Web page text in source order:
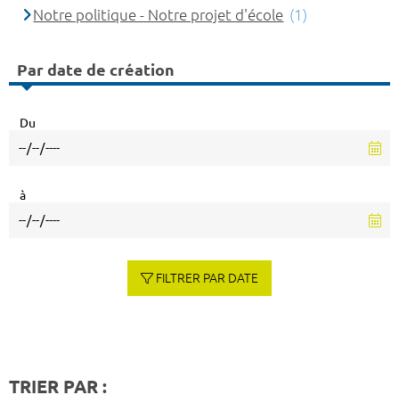
Notre politique - Notre projet d'école (1)
Par date de création
Du
à
FILTRER PAR DATE
TRIER PAR :